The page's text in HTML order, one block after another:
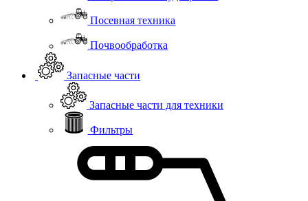
Посевная техника
Почвообработка
Запасные части
Запасные части для техники
Фильтры